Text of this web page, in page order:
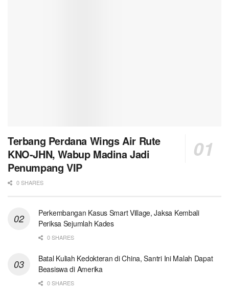
Terbang Perdana Wings Air Rute
KNO-JHN, Wabup Madina Jadi
Penumpang VIP
0 SHARES
Perkembangan Kasus Smart Village, Jaksa Kembali
Periksa Sejumlah Kades
0 SHARES
Batal Kuliah Kedokteran di China, Santri Ini Malah Dapat
Beasiswa di Amerika
0 SHARES